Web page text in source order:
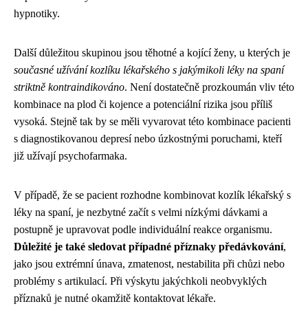
hypnotiky.
Další důležitou skupinou jsou těhotné a kojící ženy, u kterých je
současné užívání kozlíku lékařského s jakýmikoli léky na spaní
striktně kontraindikováno. Není dostatečně prozkoumán vliv této
kombinace na plod či kojence a potenciální rizika jsou příliš
vysoká. Stejně tak by se měli vyvarovat této kombinace pacienti
s diagnostikovanou depresí nebo úzkostnými poruchami, kteří
již užívají psychofarmaka.
V případě, že se pacient rozhodne kombinovat kozlík lékařský s
léky na spaní, je nezbytné začít s velmi nízkými dávkami a
postupně je upravovat podle individuální reakce organismu.
Důležité je také sledovat případné příznaky předávkování,
jako jsou extrémní únava, zmatenost, nestabilita při chůzi nebo
problémy s artikulací. Při výskytu jakýchkoli neobvyklých
příznaků je nutné okamžitě kontaktovat lékaře.